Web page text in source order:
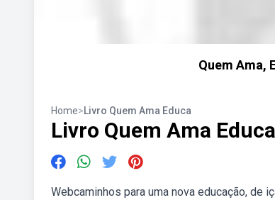
Quem Ama,
Home>Livro Quem Ama Educa
Livro Quem Ama Educa
Webcaminhos para uma nova educação, de